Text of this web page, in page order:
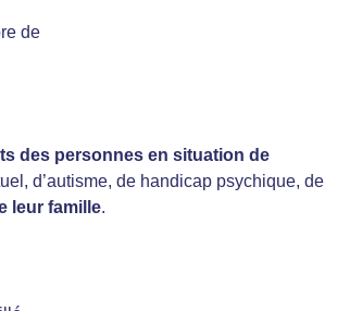
de
des personnes en situation de
d’autisme, de handicap psychique, de
leur famille.